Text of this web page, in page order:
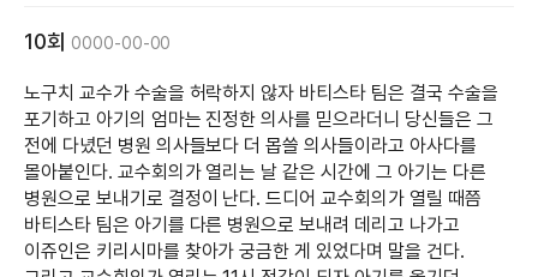
10회 0000-00-00
노구치 교수가 수술을 허락하지 않자 바티스타 팀은 결국 수술을
포기하고 아기의 엄마는 진정한 의사를 믿으라더니 당신들은 그
전에 다녔던 병원 의사들보다 더 몹쓸 의사들이라고 아사다를
몰아붙인다. 교수회의가 열리는 날 같은 시간에 그 아기는 다른
병원으로 보내기로 결정이 난다. 드디어 교수회의가 열릴 때쯤
바티스타 팀은 아기를 다른 병원으로 보내려 데리고 나가고
이쥬인은 키리시마를 찾아가 궁금한 게 있었다며 말을 건다.